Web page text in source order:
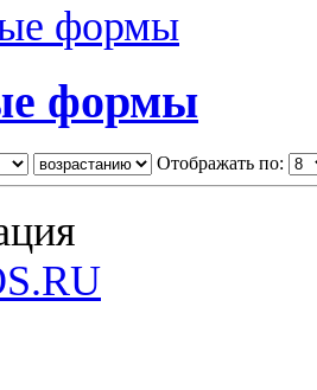
формы
формы
Отображать по: